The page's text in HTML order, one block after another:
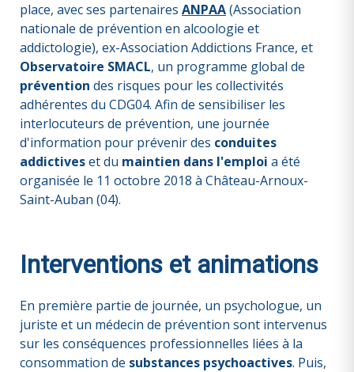
place, avec ses partenaires ANPAA(Association
nationale de prévention en alcoologie et
addictologie), ex-Association Addictions France, et
Observatoire SMACL, un programme global de
prévention des risques pour les collectivités
adhérentes du CDG04. Afin de sensibiliser les
interlocuteurs de prévention, une journée
d'information pour prévenir des conduites
addictiveset du maintien dans l'emploi a été
organisée le 11 octobre 2018 à Château-Arnoux-
Saint-Auban (04).
Interventions et animations
En première partie de journée, un psychologue, un
juriste et un médecin de prévention sont intervenus
sur les conséquences professionnelles liées à la
consommation de substances psychoactives. Puis,